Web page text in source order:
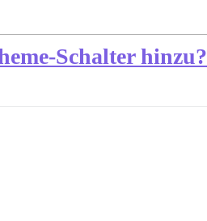
Schalter hinzu?